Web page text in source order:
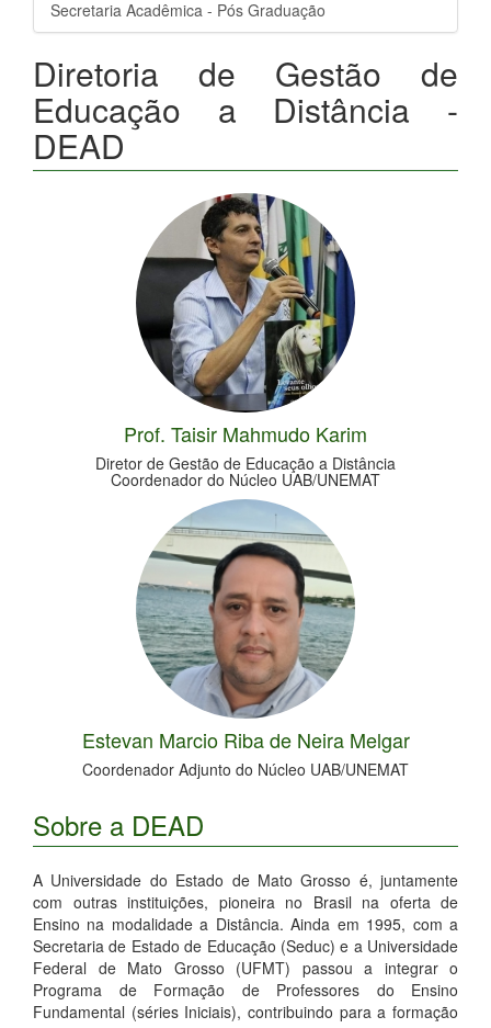
Secretaria Acadêmica - Pós Graduação
Diretoria de Gestão de
Educação a Distância -
DEAD
Prof. Taisir Mahmudo Karim
Diretor de Gestão de Educação a Distância
Coordenador do Núcleo UAB/UNEMAT
Estevan Marcio Riba de Neira Melgar
Coordenador Adjunto do Núcleo UAB/UNEMAT
Sobre a DEAD
A Universidade do Estado de Mato Grosso é, juntamente
com outras instituições, pioneira no Brasil na oferta de
Ensino na modalidade a Distância. Ainda em 1995, com a
Secretaria de Estado de Educação (Seduc) e a Universidade
Federal de Mato Grosso (UFMT) passou a integrar o
Programa de Formação de Professores do Ensino
Fundamental (séries Iniciais), contribuindo para a formação